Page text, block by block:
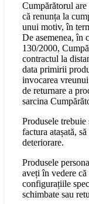
Cumpărătorul
că renunța la
unui motiv, în
De asemenea, în
130/2000,
contractul la
data primirii
invocarea
de returnare a
sarcina
Produsele
factura atașată,
deteriorare.
Produsele
aveți în vedere că
configurațiile
schimbate sau